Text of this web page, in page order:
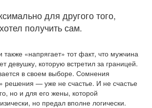
для другого того,
получить сам.
также «напрягает» тот факт, что мужчина
девушку, которую встретил за границей.
в своем выборе. Сомнения
решения — уже не счастье. И не счастье
но и для его жены, которой
но предал вполне логически.